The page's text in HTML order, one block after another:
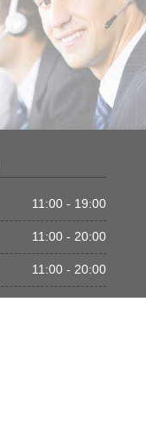
11:00 - 19:00
11:00 - 20:00
11:00 - 20:00